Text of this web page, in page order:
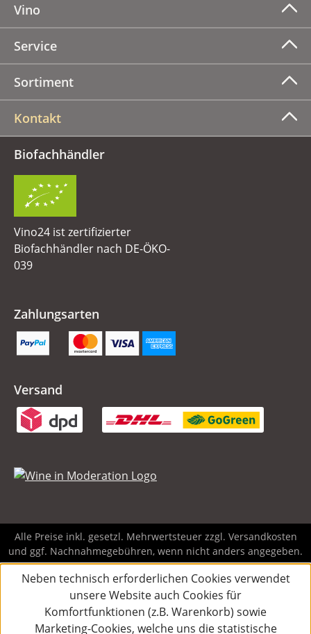
Vino
Service
Sortiment
Kontakt
Biofachhändler
Vino24 ist zertifizierter
Biofachhändler nach DE-ÖKO-
039
Zahlungsarten
Versand
Alle Preise inkl. gesetzl. Mehrwertsteuer zzgl. Versandkosten
und ggf. Nachnahmegebühren, wenn nicht anders angegeben.
Neben technisch erforderlichen Cookies verwendet
unsere Website auch Cookies für
Komfortfunktionen (z.B. Warenkorb) sowie
Marketing-Cookies, welche uns die statistische